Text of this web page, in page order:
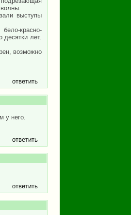
выступы
красно-
лет.
возможно
ответить
у него.
ответить
ответить